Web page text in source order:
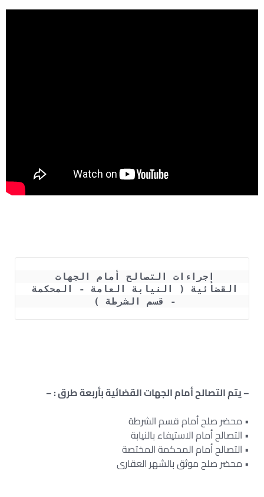
- قسم الشرطة )
– يتم التصالح أمام الجهات القضائية بأربعة طرق : –
• محضر صلح أمام قسم الشرطة
• التصالح أمام الاستيفاء بالنيابة
• التصالح أمام المحكمة المختصة
• محضر صلح موثق بالشهر العقارى